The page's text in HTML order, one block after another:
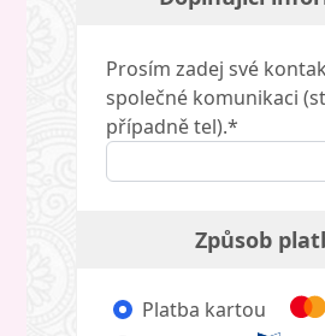
Prosím zadej své
společné komunikaci
případně tel).*
Způsob
Platba kartou